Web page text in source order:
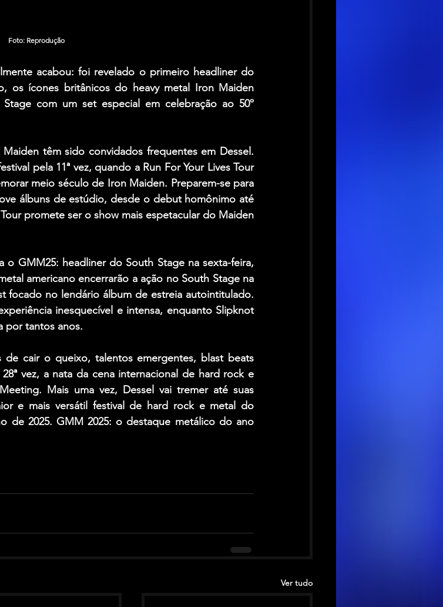
Foto: Reprodução
acabou: foi revelado o primeiro headliner do
os ícones britânicos do heavy metal Iron Maiden
com um set especial em celebração ao 50º
têm sido convidados frequentes em Dessel.
pela 11ª vez, quando a Run For Your Lives Tour
meio século de Iron Maiden. Preparem-se para
álbuns de estúdio, desde o debut homônimo até
promete ser o show mais espetacular do Maiden
o GMM25: headliner do South Stage na sexta-feira,
americano encerrarão a ação no South Stage na
focado no lendário álbum de estreia autointitulado.
inesquecível e intensa, enquanto Slipknot
por tantos anos.
de cair o queixo, talentos emergentes, blast beats
vez, a nata da cena internacional de hard rock e
Mais uma vez, Dessel vai tremer até suas
e mais versátil festival de hard rock e metal do
de 2025. GMM 2025: o destaque metálico do ano
Ver tudo